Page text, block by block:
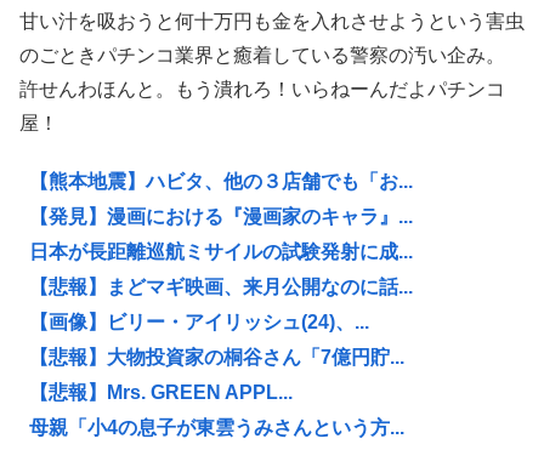
甘い汁を吸おうと何十万円も金を入れさせようという害虫
のごときパチンコ業界と癒着している警察の汚い企み。
許せんわほんと。もう潰れろ！いらねーんだよパチンコ
屋！
【熊本地震】ハビタ、他の３店舗でも「お...
【発見】漫画における『漫画家のキャラ』...
日本が長距離巡航ミサイルの試験発射に成...
【悲報】まどマギ映画、来月公開なのに話...
【画像】ビリー・アイリッシュ(24)、...
【悲報】大物投資家の桐谷さん「7億円貯...
【悲報】Mrs. GREEN APPL...
母親「小4の息子が東雲うみさんという方...